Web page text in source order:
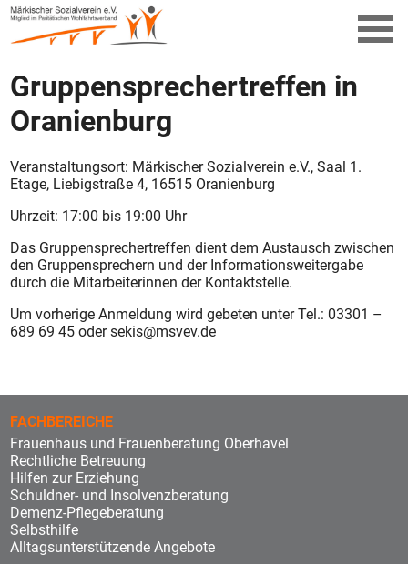
Gruppensprechertreffen in
Oranienburg
Veranstaltungsort: Märkischer Sozialverein e.V., Saal 1.
Etage, Liebigstraße 4, 16515 Oranienburg
Uhrzeit: 17:00 bis 19:00 Uhr
Das Gruppensprechertreffen dient dem Austausch zwischen
den Gruppensprechern und der Informationsweitergabe
durch die Mitarbeiterinnen der Kontaktstelle.
Um vorherige Anmeldung wird gebeten unter Tel.: 03301 –
689 69 45 oder sekis@msvev.de
FACHBEREICHE
Frauenhaus und Frauenberatung Oberhavel
Rechtliche Betreuung
Hilfen zur Erziehung
Schuldner- und Insolvenzberatung
Demenz-Pflegeberatung
Selbsthilfe
Alltagsunterstützende Angebote